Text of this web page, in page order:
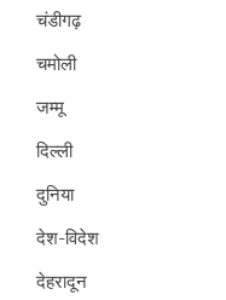
चंडीगढ़
चमोली
जम्मू
दिल्ली
दुनिया
देश-विदेश
देहरादून